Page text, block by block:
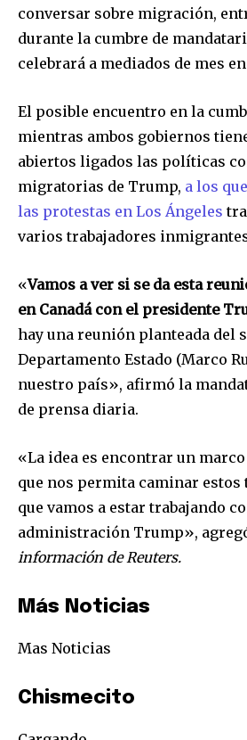
Únete a nuestra
suscriptores y sé
conversación.
respetamos tu privacidad y no
INBOX. Tu información está segura
Acepto laPolítica de Privacidad
conversar sobre migración,
durante la cumbre de
celebrará a mediados de mes en
El posible encuentro en la
mientras ambos gobiernos
abiertos ligados las políticas
migratorias de Trump, a los
las protestas en Los Ángeles
varios trabajadores
«Vamos a ver si se da esta
en Canadá con el presidente
hay una reunión planteada del
Departamento Estado (Marco
nuestro país», afirmó la
de prensa diaria.
«La idea es encontrar un
que nos permita caminar estos
que vamos a estar trabajando
administración Trump», agregó
información de Reuters.
Más Noticias
Mas Noticias
Chismecito